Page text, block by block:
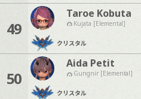
49
Taroe Kobuta
Kujata [Elemental]
クリスタル
50
Aida Petit
Gungnir [Elemental]
クリスタル